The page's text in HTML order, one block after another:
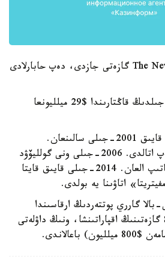
بۇل تۋرالى The New York Post گازەتى جازدى، دەپ حابارلادى
روۋلينگ ياحتانى 2016-جىلدىڭ قاڭتارىندا $29 ميلليونعا
ون جولاۋشىعا شاقتالعان قايىق 2001-جىلى سالىنعان.
باستاپقىدا «اناتوليا» دەپ اتالدى. 2006-جىلى ونى گولليۆۋد
اكتەرى دجونني دەپپ ساتىپ العان. 2014-جىلى قايىق قايتا
اتاۋىنا يە بولدى.
گارري پوتتەردىڭ ارقاسىندا
تانىلدى. Sunday Times گازەتىنىڭ اقپاراتىنشا، ونىڭ داۋلەتى